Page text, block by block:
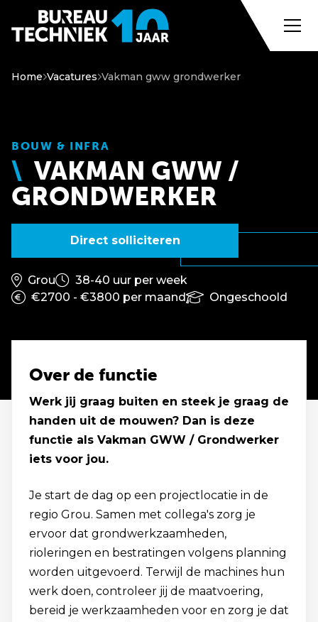
Home Vacatures Vakman gww grondwerker
BOUW & INFRA
VAKMAN GWW /
GRONDWERKER
Direct solliciteren
Grou
38-40 uur per week
€2700 - €3800 per maand
Ongeschoold
Over de functie
Werk jij graag buiten en steek je graag de
handen uit de mouwen? Dan is deze
functie als Vakman GWW / Grondwerker
iets voor jou.
Je start de dag op een projectlocatie in de
regio Grou. Samen met collega's zorg je
ervoor dat grondwerkzaamheden,
rioleringen en bestratingen volgens planning
worden uitgevoerd. Terwijl de machines hun
werk doen, controleer jij de maatvoering,
bereid je werkzaamheden voor en zorg je dat